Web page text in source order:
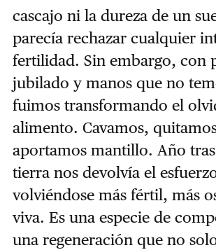
cascajo ni la dureza de un
parecía rechazar cualquier
fertilidad. Sin embargo, con
jubilado y manos que no
fuimos transformando el
alimento. Cavamos,
aportamos mantillo. Año
tierra nos devolvía el
volviéndose más fértil, más
viva. Es una especie de
una regeneración que no